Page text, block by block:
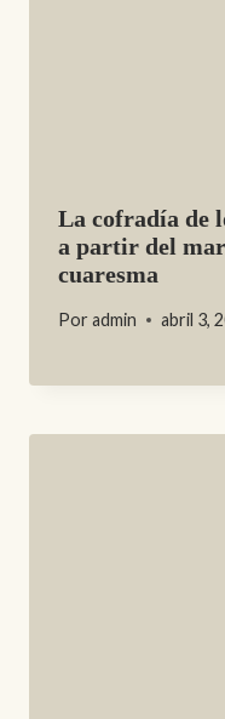
La cofradía de
a partir del
cuaresma
Por admin abril 3,